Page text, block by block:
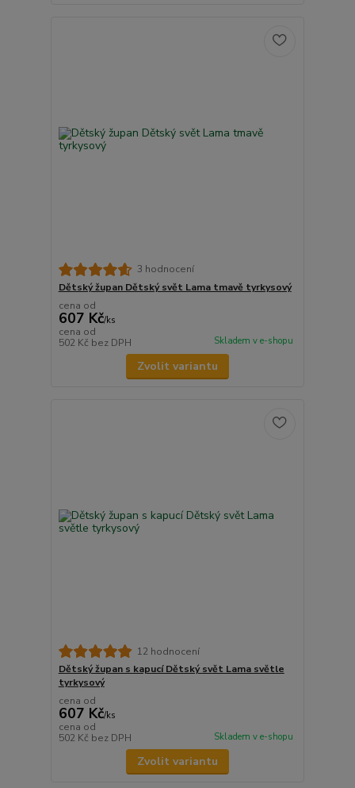
3 hodnocení
Dětský župan Dětský svět Lama tmavě tyrkysový
cena od
607 Kč/ks
cena od
502 Kč bez DPH Skladem v e-shopu
Zvolit variantu
12 hodnocení
Dětský župan s kapucí Dětský svět Lama světle
tyrkysový
cena od
607 Kč/ks
cena od
502 Kč bez DPH Skladem v e-shopu
Zvolit variantu